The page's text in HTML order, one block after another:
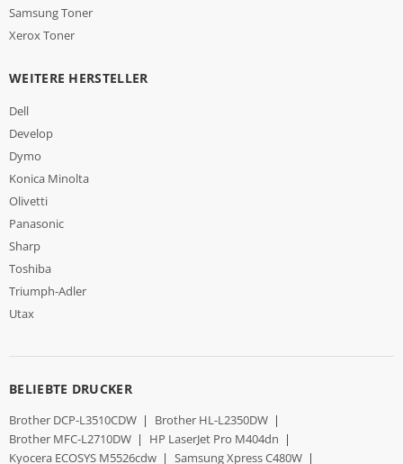
Samsung Toner
Xerox Toner
WEITERE HERSTELLER
Dell
Develop
Dymo
Konica Minolta
Olivetti
Panasonic
Sharp
Toshiba
Triumph-Adler
Utax
BELIEBTE DRUCKER
Brother DCP-L3510CDW | Brother HL-L2350DW |
Brother MFC-L2710DW | HP LaserJet Pro M404dn |
Kyocera ECOSYS M5526cdw | Samsung Xpress C480W |